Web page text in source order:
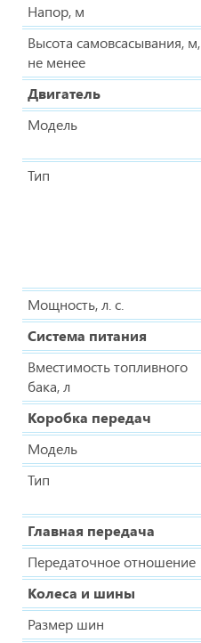
Напор, м
Высота самовсасывания, м,
не менее
Двигатель
Модель
Тип
Мощность, л. с.
Система питания
Вместимость топливного
бака, л
Коробка передач
Модель
Тип
Главная передача
Передаточное отношение
Колеса и шины
Размер шин